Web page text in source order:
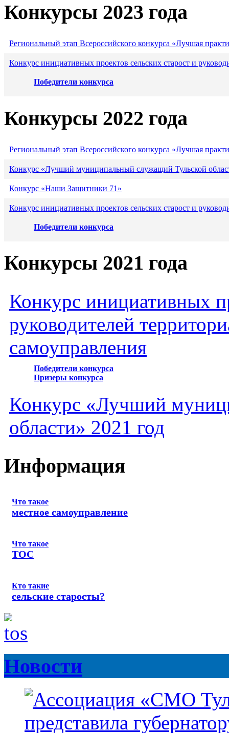
Конкурсы 2023 года
Региональный этап Всероссийского конкурса «Лучшая
Конкурс инициативных проектов сельских старост и
Победители конкурса
Конкурсы 2022 года
Региональный этап Всероссийского конкурса «Лучшая
Конкурс «Лучший муниципальный служащий Тульской
Конкурс «Наши Защитники 71»
Конкурс инициативных проектов сельских старост и
Победители конкурса
Конкурсы 2021 года
Конкурс инициативных
руководителей
самоуправления
Победители конкурса
Призеры конкурса
Конкурс «Лучший
области» 2021 год
Информация
Что такое
местное самоуправление
Что такое
ТОС
Кто такие
сельские старосты?
Новости